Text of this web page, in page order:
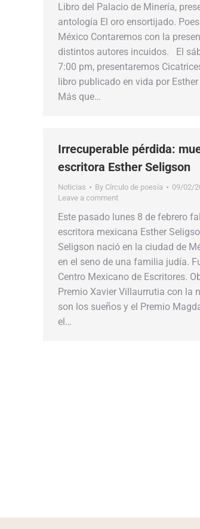
Libro del Palacio de Minería,
antología El oro ensortijado.
México Contaremos con la
distintos autores incuidos. El
7:00 pm, presentaremos
libro publicado en vida por
Más que…
Irrecuperable pérdida:
escritora Esther Seligson
Noticias By Círculo de poesía
09/02/
Leave a comment
Este pasado lunes 8 de febrero
escritora mexicana Esther
Seligson nació en la ciudad de
en el seno de una familia judía.
Centro Mexicano de Escritores.
Premio Xavier Villaurrutia con la
son los sueños y el Premio
el…